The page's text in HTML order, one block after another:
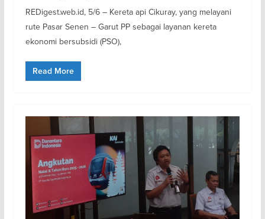
REDigest.web.id, 5/6 – Kereta api Cikuray, yang melayani
rute Pasar Senen – Garut PP sebagai layanan kereta
ekonomi bersubsidi (PSO),
Read More